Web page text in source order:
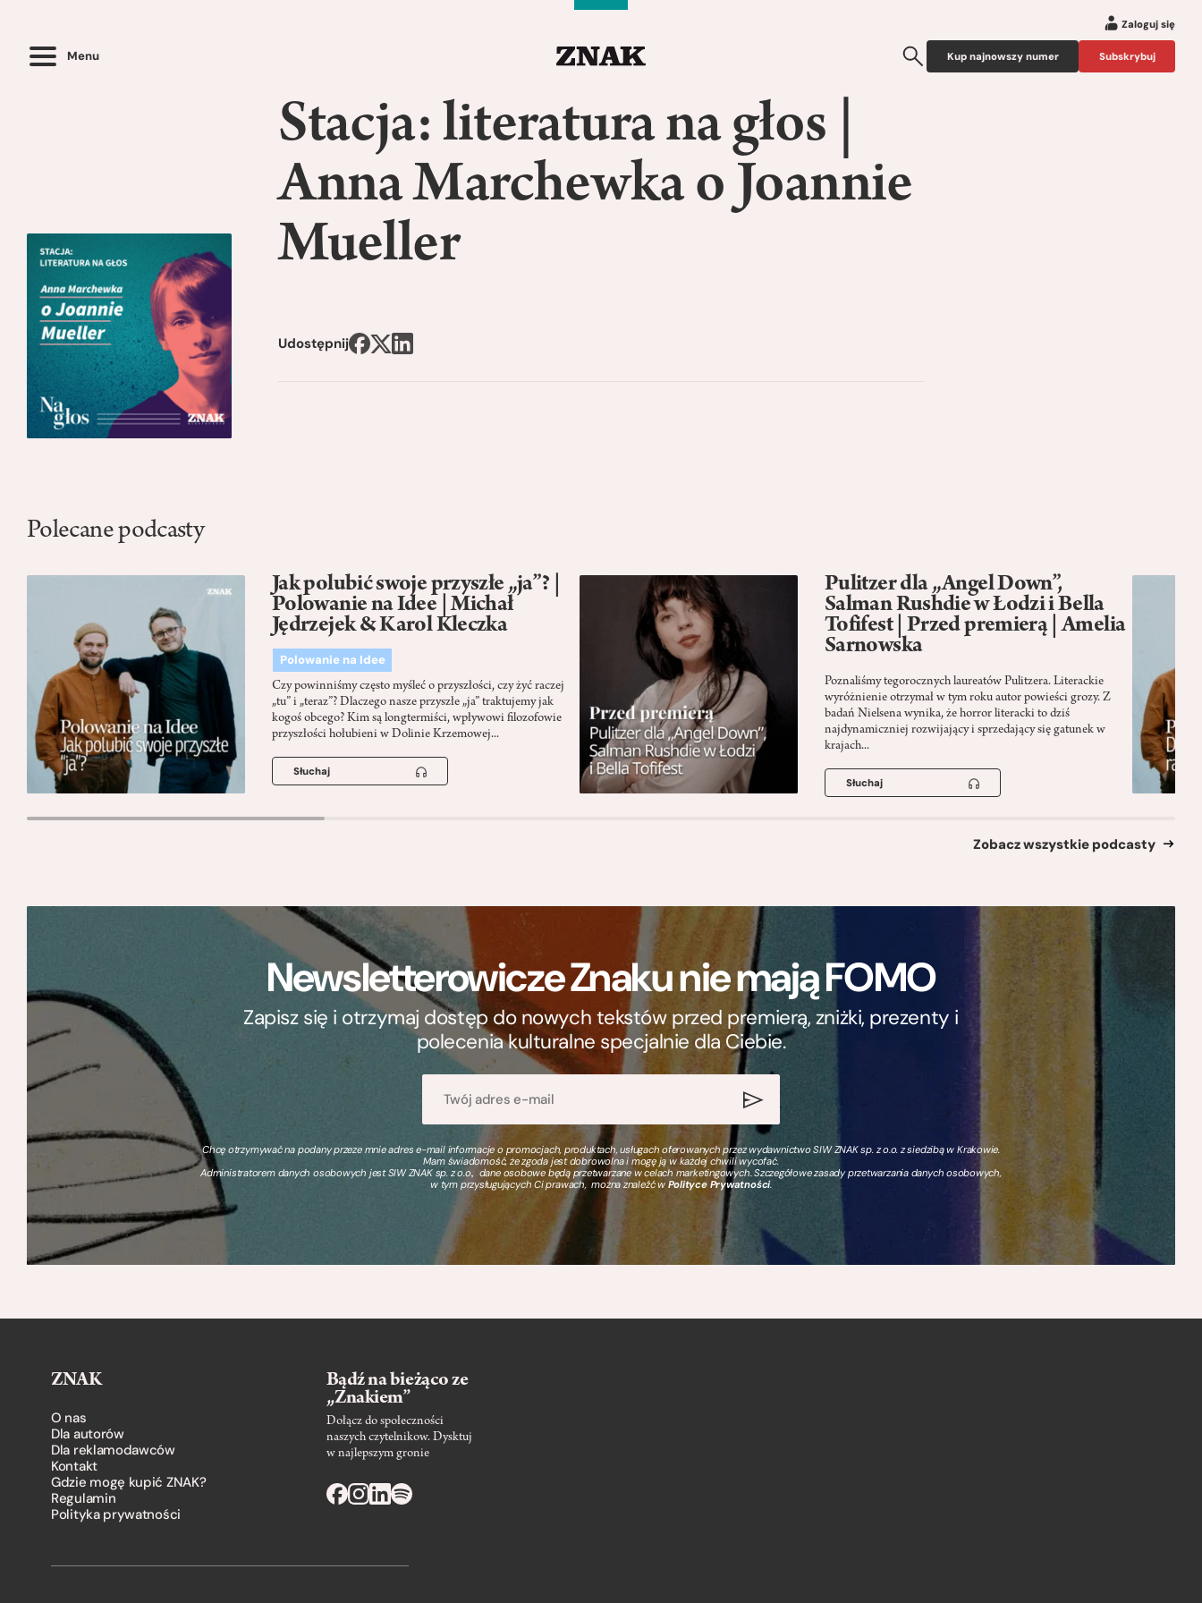
Menu
Zaloguj się
Kup najnowszy numer Subskrybuj
Stacja: literatura na głos |
Anna Marchewka o Joannie
Mueller
Udostępnij
Polecane podcasty
Jak polubić swoje przyszłe „ja”? |
Polowanie na Idee | Michał
Jędrzejek & Karol Kleczka
Polowanie na Idee
Czy powinniśmy często myśleć o przyszłości, czy żyć raczej
„tu” i „teraz”? Dlaczego nasze przyszłe „ja” traktujemy jak
kogoś obcego? Kim są longtermiści, wpływowi filozofowie
przyszłości hołubieni w Dolinie Krzemowej...
Słuchaj
Pulitzer dla „Angel Down”,
Salman Rushdie w Łodzi i Bella
Tofifest | Przed premierą | Amelia
Sarnowska
Poznaliśmy tegorocznych laureatów Pulitzera. Literackie
wyróżnienie otrzymał w tym roku autor powieści grozy. Z
badań Nielsena wynika, że horror literacki to dziś
najdynamiczniej rozwijający i sprzedający się gatunek w
krajach...
Słuchaj
Zobacz wszystkie podcasty
Newsletterowicze Znaku nie mają FOMO
Zapisz się i otrzymaj dostęp do nowych tekstów przed premierą, zniżki, prezenty i
polecenia kulturalne specjalnie dla Ciebie.
Chcę otrzymywać na podany przeze mnie adres e-mail informacje o promocjach, produktach, usługach oferowanych przez wydawnictwo SIW ZNAK sp. z o.o. z siedzibą w Krakowie.
Mam świadomość, że zgoda jest dobrowolna i mogę ją w każdej chwili wycofać.
Administratorem danych osobowych jest SIW ZNAK sp. z o.o., dane osobowe będą przetwarzane w celach marketingowych. Szczegółowe zasady przetwarzania danych osobowych,
w tym przysługujących Ci prawach, można znaleźć wPolityce Prywatności.
ZNAK
O nas
Dla autorów
Dla reklamodawców
Kontakt
Gdzie mogę kupić ZNAK?
Regulamin
Polityka prywatności
Bądź na bieżąco ze
„Znakiem”
Dołącz do społeczności
naszych czytelnikow. Dysktuj
w najlepszym gronie